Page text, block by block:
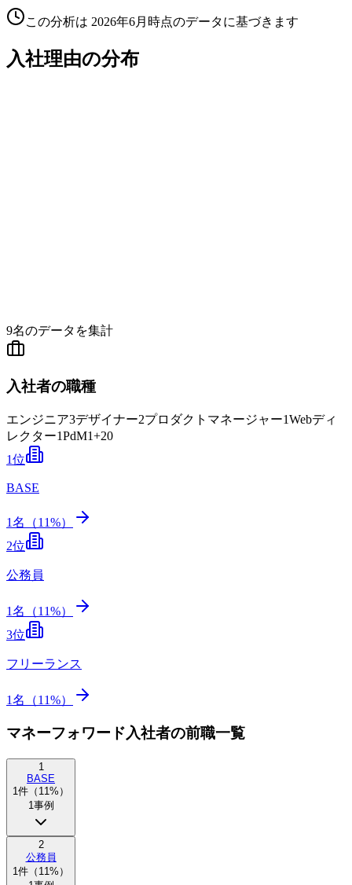
この分析は 2026年6月 時点のデータに基づきます
入社理由の分布
9名のデータを集計
入社者の職種
エンジニア3デザイナー2プロダクトマネージャー1Webディ
レクター1PdM1+20
1位
BASE
1名（11%）
2位
公務員
1名（11%）
3位
フリーランス
1名（11%）
マネーフォワード入社者の前職一覧
1
BASE
1件（ 11%）
1事例
2
公務員
1件（ 11%）